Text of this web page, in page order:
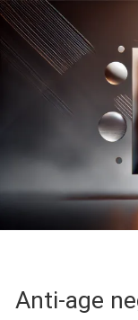
Anti-age